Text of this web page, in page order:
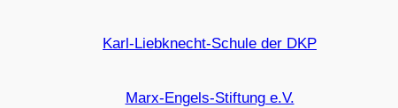
Karl-Liebknecht-Schule der DKP
Marx-Engels-Stiftung e.V.